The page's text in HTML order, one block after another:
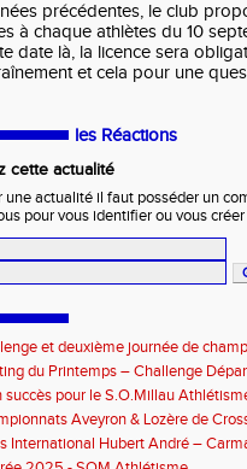
précédentes, le club
à chaque athlètes du 10
date là, la licence sera
et cela pour une
les Réactions
cette actualité
une actualité il faut posséder un
pour vous identifier ou vous
et deuxième journée de
du Printemps – Challenge
28 mars 2026
succès pour le S.O.Millau
de cross-country
Aveyron & Lozère de
International Hubert André –